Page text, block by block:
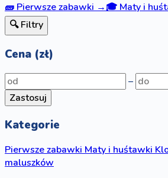
🧱Pierwsze zabawki→🎓Maty i
🔍 Filtry
Cena (zł)
–
Zastosuj
Kategorie
Pierwsze zabawki Maty i huśtawki
maluszków